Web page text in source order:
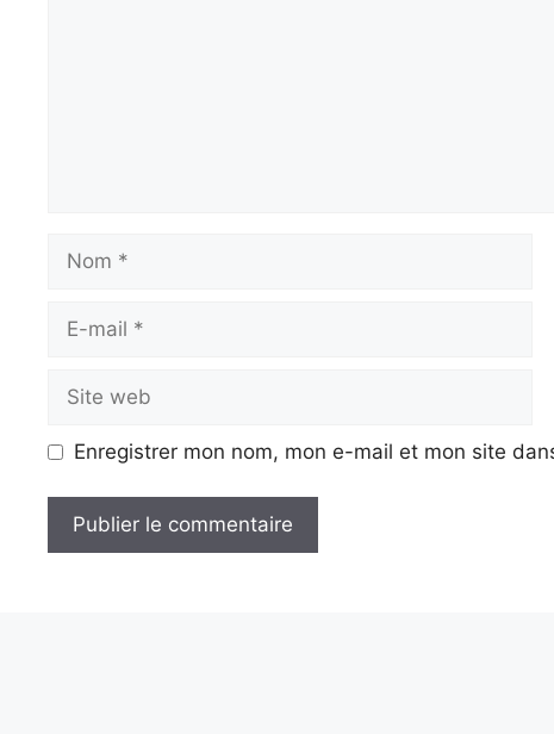
mail
web
Enregistrer mon nom, mon e-mail et mon site